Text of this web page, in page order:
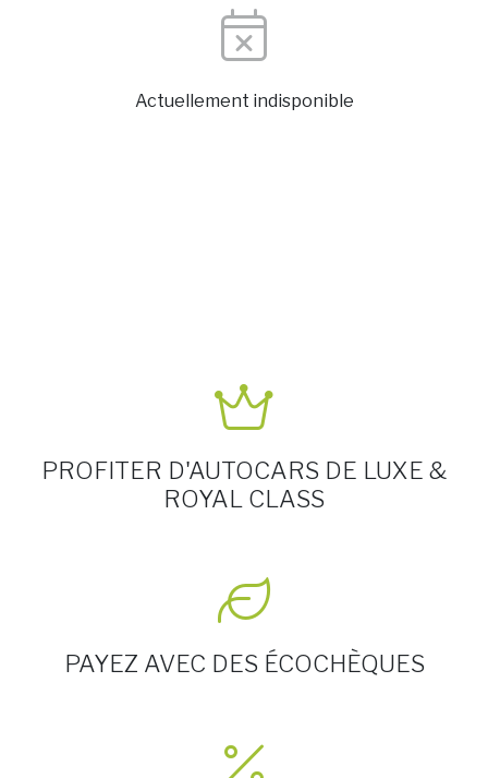
Actuellement indisponible
PROFITER D'AUTOCARS DE LUXE &
ROYAL CLASS
PAYEZ AVEC DES ÉCOCHÈQUES